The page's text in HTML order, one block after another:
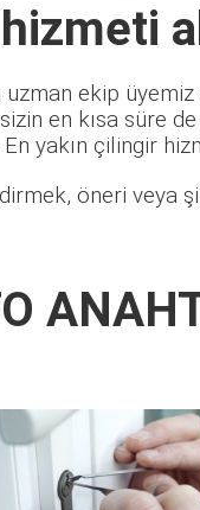
hizmeti
ekip
en kısa süre
yakın çilingir
öneri